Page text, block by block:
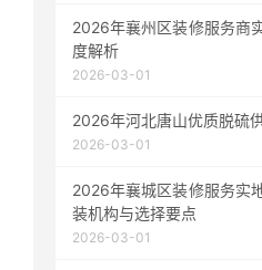
2026年襄州区装修服务商
度解析
2026-03-01
2026年河北唐山优质脱硫
2026-03-01
2026年襄城区装修服务实
装机构与选择要点
2026-03-01